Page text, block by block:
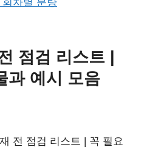
점검 리스트 |
과 예시 모음
전 점검 리스트 | 꼭 필요